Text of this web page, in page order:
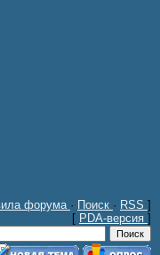
форума · Поиск · RSS ]
[ PDA-версия ]